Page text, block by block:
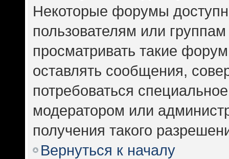
Некоторые форумы
пользователям или
просматривать такие
оставлять сообщения,
потребоваться
модератором или
получения такого
Вернуться к началу